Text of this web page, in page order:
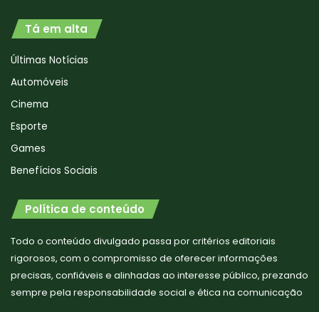
Tá em alta
Últimas Notícias
Automóveis
Cinema
Esporte
Games
Benefícios Sociais
Política de conteúdo
Todo o conteúdo divulgado passa por critérios editoriais
rigorosos, com o compromisso de oferecer informações
precisas, confiáveis e alinhadas ao interesse público, prezando
sempre pela responsabilidade social e ética na comunicação